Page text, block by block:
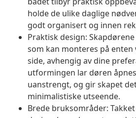
holde de ulike daglige
godt organisert og innen
Praktisk design:
som kan monteres på
side, avhengig av dine
utformingen lar døren
uanstrengt, og gir skapet
minimalistiske utseende.
Brede bruksområder: